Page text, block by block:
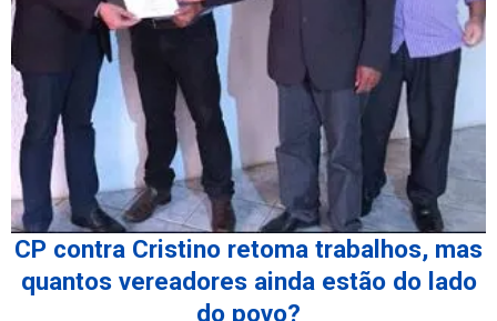
CP contra Cristino retoma trabalhos, mas
quantos vereadores ainda estão do lado
do povo?